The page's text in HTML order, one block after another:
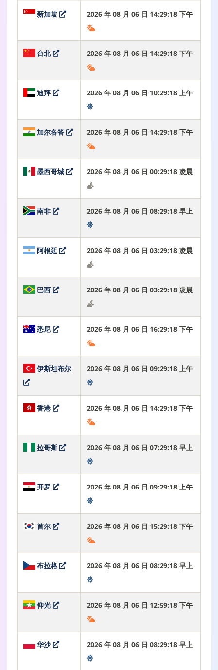
新加坡 2026 年 08 月 06 日 14:29:19 下午
台北 2026 年 08 月 06 日 14:29:19 下午
迪拜 2026 年 08 月 06 日 10:29:19 上午
加尔各答 2026 年 08 月 06 日 14:29:19 下午
墨西哥城 2026 年 08 月 06 日 00:29:19 凌晨
南非 2026 年 08 月 06 日 08:29:19 早上
阿根廷 2026 年 08 月 06 日 03:29:19 凌晨
巴西 2026 年 08 月 06 日 03:29:19 凌晨
悉尼 2026 年 08 月 06 日 16:29:19 下午
伊斯坦布尔 2026 年 08 月 06 日 09:29:19 上午
香港 2026 年 08 月 06 日 14:29:19 下午
拉哥斯 2026 年 08 月 06 日 07:29:19 早上
开罗 2026 年 08 月 06 日 09:29:19 上午
首尔 2026 年 08 月 06 日 15:29:19 下午
布拉格 2026 年 08 月 06 日 08:29:19 早上
仰光 2026 年 08 月 06 日 12:59:19 下午
华沙 2026 年 08 月 06 日 08:29:19 早上